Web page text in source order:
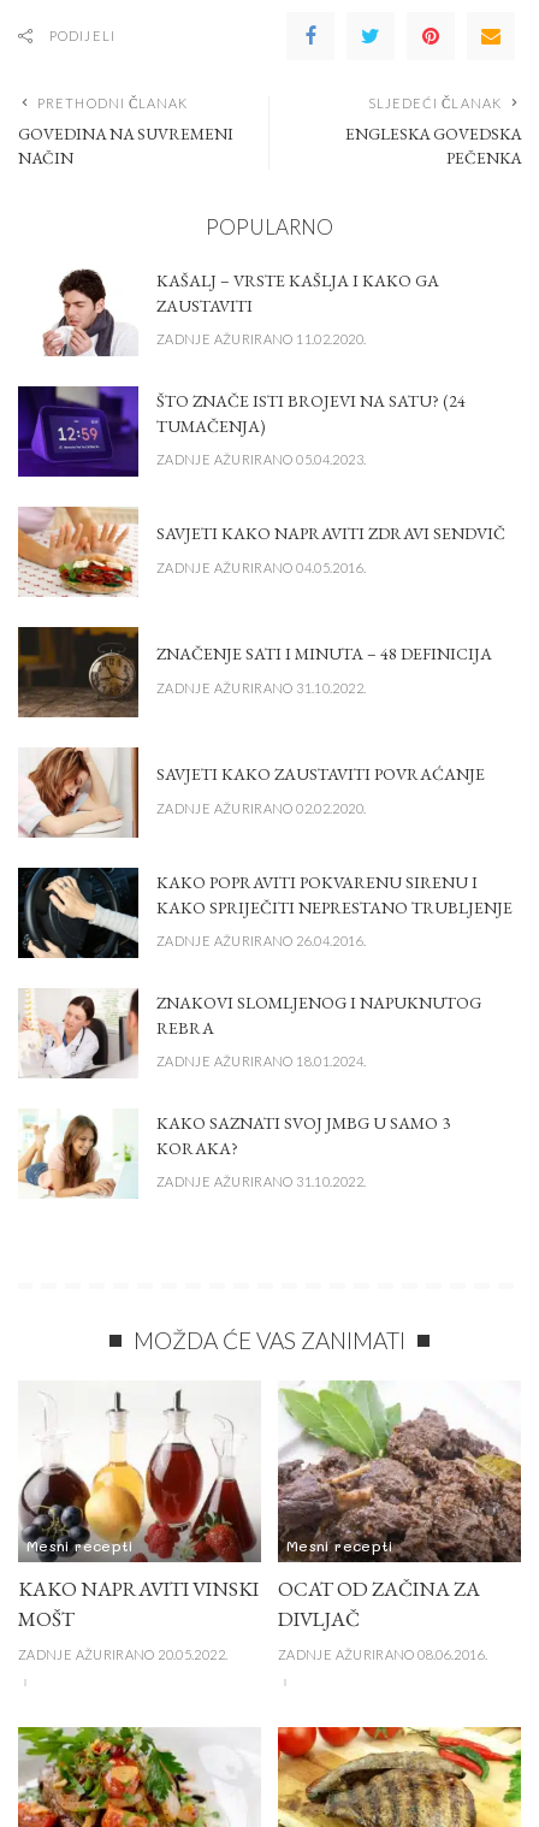
PODIJELI
PRETHODNI ČLANAK
GOVEDINA NA SUVREMENI
NAČIN
SLJEDEĆI ČLANAK
ENGLESKA GOVEDSKA
PEČENKA
POPULARNO
KAŠALJ – VRSTE KAŠLJA I KAKO GA
ZAUSTAVITI
ZADNJE AŽURIRANO 11.02.2020.
ŠTO ZNAČE ISTI BROJEVI NA SATU? (24
TUMAČENJA)
ZADNJE AŽURIRANO 05.04.2023.
SAVJETI KAKO NAPRAVITI ZDRAVI SENDVIČ
ZADNJE AŽURIRANO 04.05.2016.
ZNAČENJE SATI I MINUTA – 48 DEFINICIJA
ZADNJE AŽURIRANO 31.10.2022.
SAVJETI KAKO ZAUSTAVITI POVRAĆANJE
ZADNJE AŽURIRANO 02.02.2020.
KAKO POPRAVITI POKVARENU SIRENU I
KAKO SPRIJEČITI NEPRESTANO TRUBLJENJE
ZADNJE AŽURIRANO 26.04.2016.
ZNAKOVI SLOMLJENOG I NAPUKNUTOG
REBRA
ZADNJE AŽURIRANO 18.01.2024.
KAKO SAZNATI SVOJ JMBG U SAMO 3
KORAKA?
ZADNJE AŽURIRANO 31.10.2022.
MOŽDA ĆE VAS ZANIMATI
Mesni recepti
KAKO NAPRAVITI VINSKI
MOŠT
ZADNJE AŽURIRANO 20.05.2022.
Mesni recepti
OCAT OD ZAČINA ZA
DIVLJAČ
ZADNJE AŽURIRANO 08.06.2016.